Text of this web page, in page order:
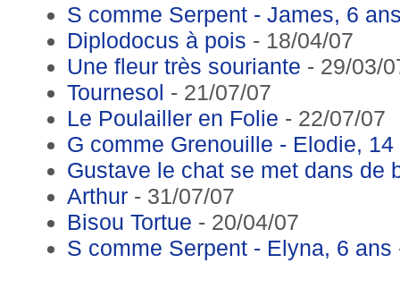
S comme Serpent - James, 6
Diplodocus à pois - 18/04/07
Une fleur très souriante - 29/03/
Tournesol - 21/07/07
Le Poulailler en Folie - 22/07/07
G comme Grenouille - Elodie, 14
Gustave le chat se met dans de
Arthur - 31/07/07
Bisou Tortue - 20/04/07
S comme Serpent - Elyna, 6 ans